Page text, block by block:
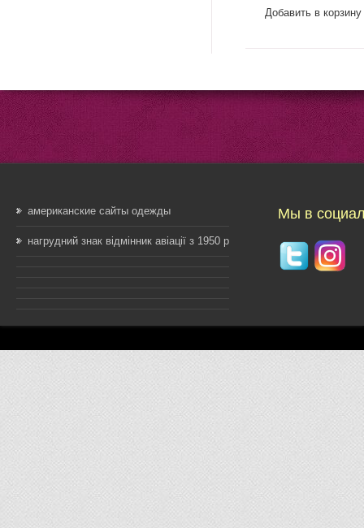
Добавить в корзину
американские сайты одежды
нагрудний знак відмінник авіації з 1950 р
Мы в